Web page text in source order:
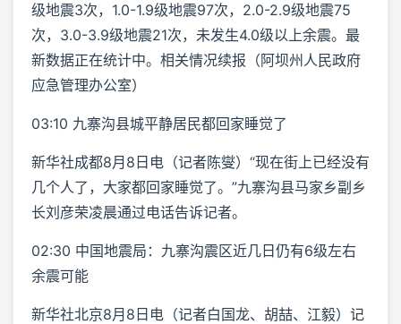
级地震3次，1.0-1.9级地震97次，2.0-2.9级地震75
次，3.0-3.9级地震21次，未发生4.0级以上余震。最
新数据正在统计中。相关情况续报（阿坝州人民政府
应急管理办公室）
03:10 九寨沟县城平静居民都回家睡觉了
新华社成都8月8日电（记者陈燮）“现在街上已经没有
几个人了，大家都回家睡觉了。”九寨沟县马家乡副乡
长刘彦荣凌晨通过电话告诉记者。
02:30 中国地震局：九寨沟震区近几日仍有6级左右
余震可能
新华社北京8月8日电（记者白国龙、胡喆、江毅）记